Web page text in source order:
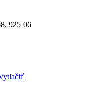
925 06